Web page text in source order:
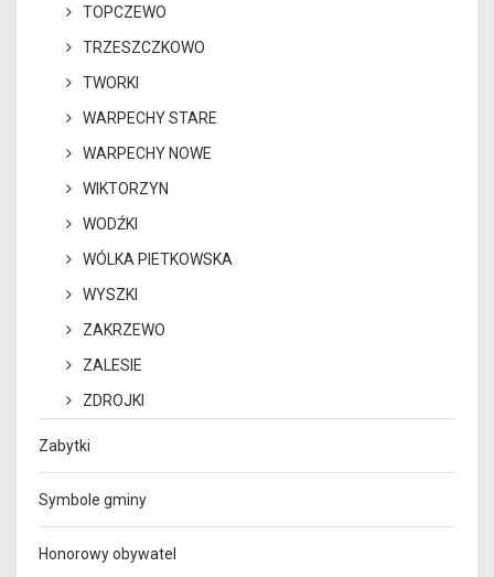
TOPCZEWO
TRZESZCZKOWO
TWORKI
WARPECHY STARE
WARPECHY NOWE
WIKTORZYN
WODŹKI
WÓLKA PIETKOWSKA
WYSZKI
ZAKRZEWO
ZALESIE
ZDROJKI
Zabytki
Symbole gminy
Honorowy obywatel